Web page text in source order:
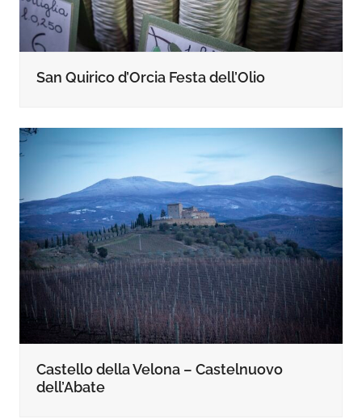
San Quirico d’Orcia Festa dell’Olio
Castello della Velona – Castelnuovo
dell’Abate